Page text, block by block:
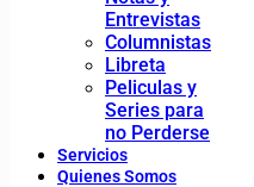
Entrevistas
Columnistas
Libreta
Peliculas y
Series para
no Perderse
Servicios
Quienes Somos